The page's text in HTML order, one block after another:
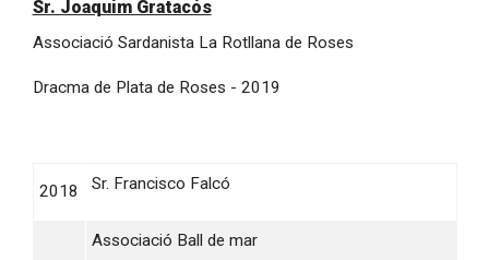
Sr. Joaquim Gratacós
Associació Sardanista La Rotllana de Roses
Dracma de Plata de Roses - 2019
2018 Sr. Francisco Falcó
Associació Ball de mar